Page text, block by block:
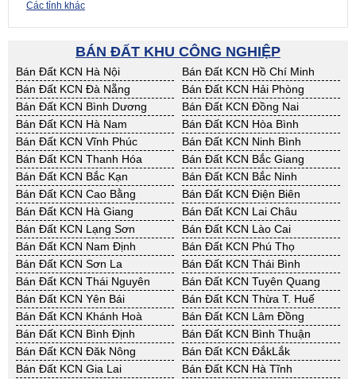
Các tỉnh khác
BÁN ĐẤT KHU CÔNG NGHIỆP
Bán Đất KCN Hà Nội
Bán Đất KCN Hồ Chí Minh
Bán Đất KCN Đà Nẵng
Bán Đất KCN Hải Phòng
Bán Đất KCN Bình Dương
Bán Đất KCN Đồng Nai
Bán Đất KCN Hà Nam
Bán Đất KCN Hòa Bình
Bán Đất KCN Vĩnh Phúc
Bán Đất KCN Ninh Bình
Bán Đất KCN Thanh Hóa
Bán Đất KCN Bắc Giang
Bán Đất KCN Bắc Kạn
Bán Đất KCN Bắc Ninh
Bán Đất KCN Cao Bằng
Bán Đất KCN Điện Biên
Bán Đất KCN Hà Giang
Bán Đất KCN Lai Châu
Bán Đất KCN Lạng Sơn
Bán Đất KCN Lào Cai
Bán Đất KCN Nam Định
Bán Đất KCN Phú Thọ
Bán Đất KCN Sơn La
Bán Đất KCN Thái Bình
Bán Đất KCN Thái Nguyên
Bán Đất KCN Tuyên Quang
Bán Đất KCN Yên Bái
Bán Đất KCN Thừa T. Huế
Bán Đất KCN Khánh Hoà
Bán Đất KCN Lâm Đồng
Bán Đất KCN Bình Định
Bán Đất KCN Bình Thuận
Bán Đất KCN Đăk Nông
Bán Đất KCN ĐắkLắk
Bán Đất KCN Gia Lai
Bán Đất KCN Hà Tĩnh